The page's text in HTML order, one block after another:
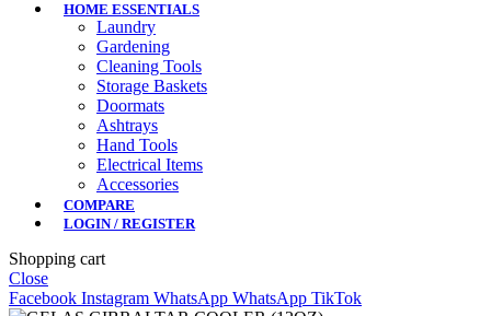
HOME ESSENTIALS
Laundry
Gardening
Cleaning Tools
Storage Baskets
Doormats
Ashtrays
Hand Tools
Electrical Items
Accessories
COMPARE
LOGIN / REGISTER
Shopping cart
Close
Facebook Instagram WhatsApp WhatsApp TikTok